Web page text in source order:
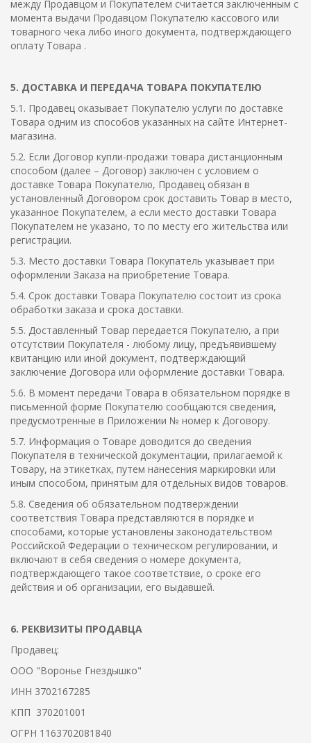
между Продавцом и Покупателем считается заключенным с
момента выдачи Продавцом Покупателю кассового или
товарного чека либо иного документа, подтверждающего
оплату Товара .
5. ДОСТАВКА И ПЕРЕДАЧА ТОВАРА ПОКУПАТЕЛЮ
5.1. Продавец оказывает Покупателю услуги по доставке
Товара одним из способов указанных на сайте Интернет-
магазина.
5.2. Если Договор купли-продажи товара дистанционным
способом (далее – Договор) заключен с условием о
доставке Товара Покупателю, Продавец обязан в
установленный Договором срок доставить Товар в место,
указанное Покупателем, а если место доставки Товара
Покупателем не указано, то по месту его жительства или
регистрации.
5.3. Место доставки Товара Покупатель указывает при
оформлении Заказа на приобретение Товара.
5.4. Срок доставки Товара Покупателю состоит из срока
обработки заказа и срока доставки.
5.5. Доставленный Товар передается Покупателю, а при
отсутствии Покупателя - любому лицу, предъявившему
квитанцию или иной документ, подтверждающий
заключение Договора или оформление доставки Товара.
5.6. В момент передачи Товара в обязательном порядке в
письменной форме Покупателю сообщаются сведения,
предусмотренные в Приложении № номер к Договору.
5.7. Информация о Товаре доводится до сведения
Покупателя в технической документации, прилагаемой к
Товару, на этикетках, путем нанесения маркировки или
иным способом, принятым для отдельных видов товаров.
5.8. Сведения об обязательном подтверждении
соответствия Товара представляются в порядке и
способами, которые установлены законодательством
Российской Федерации о техническом регулировании, и
включают в себя сведения о номере документа,
подтверждающего такое соответствие, о сроке его
действия и об организации, его выдавшей.
6. РЕКВИЗИТЫ ПРОДАВЦА
Продавец:
ООО "Воронье Гнездышко"
ИНН 3702167285
КПП 370201001
ОГРН 1163702081840